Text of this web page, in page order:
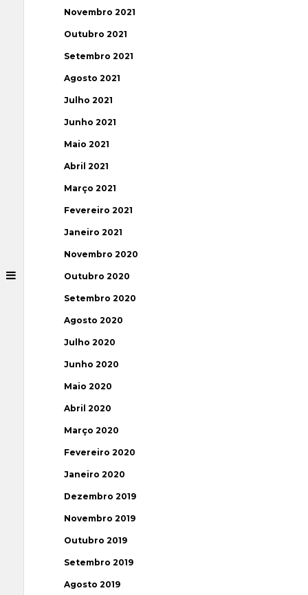
Novembro 2021
Outubro 2021
Setembro 2021
Agosto 2021
Julho 2021
Junho 2021
Maio 2021
Abril 2021
Março 2021
Fevereiro 2021
Janeiro 2021
Novembro 2020
Outubro 2020
Setembro 2020
Agosto 2020
Julho 2020
Junho 2020
Maio 2020
Abril 2020
Março 2020
Fevereiro 2020
Janeiro 2020
Dezembro 2019
Novembro 2019
Outubro 2019
Setembro 2019
Agosto 2019